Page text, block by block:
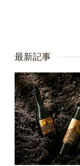
最新記事